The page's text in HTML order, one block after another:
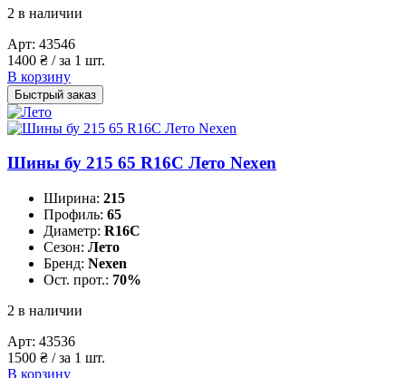
2 в наличии
Арт: 43546
1400 ₴ / за 1 шт.
В корзину
Быстрый заказ
Шины бу 215 65 R16C Лето Nexen
Ширина: 215
Профиль: 65
Диаметр: R16C
Сезон: Лето
Бренд: Nexen
Ост. прот.: 70%
2 в наличии
Арт: 43536
1500 ₴ / за 1 шт.
В корзину